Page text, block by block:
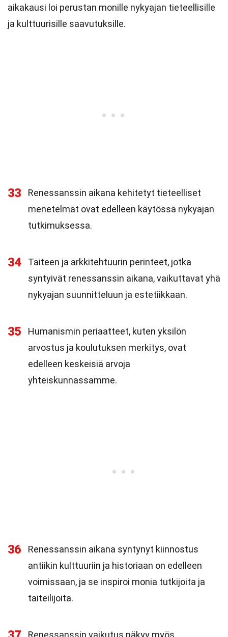
aikakausi loi perustan monille nykyajan tieteellisille
ja kulttuurisille saavutuksille.
33
Renessanssin aikana kehitetyt tieteelliset
menetelmät ovat edelleen käytössä nykyajan
tutkimuksessa.
34
Taiteen ja arkkitehtuurin perinteet, jotka
syntyivät renessanssin aikana, vaikuttavat yhä
nykyajan suunnitteluun ja estetiikkaan.
35
Humanismin periaatteet, kuten yksilön
arvostus ja koulutuksen merkitys, ovat
edelleen keskeisiä arvoja
yhteiskunnassamme.
36
Renessanssin aikana syntynyt kiinnostus
antiikin kulttuuriin ja historiaan on edelleen
voimissaan, ja se inspiroi monia tutkijoita ja
taiteilijoita.
Renessanssin vaikutus näkyy myös